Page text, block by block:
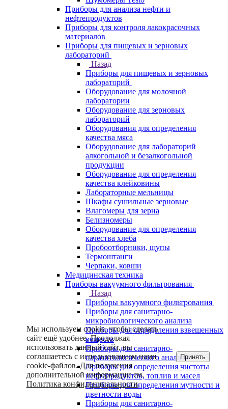
Приборы для анализа нефти и
нефтепродуктов
Приборы для контроля лакокрасочных
материалов
Приборы для пищевых и зерновых
лабораторий
Назад
Приборы для пищевых и зерновых
лабораторий
Оборудование для молочной
лаборатории
Оборудование для зерновых
лабораторий
Оборудования для определения
качества мяса
Оборудование для лабораторий
алкогольной и безалкогольной
продукции
Оборудование для определения
качества клейковины
Лабораторные мельницы
Шкафы сушильные зерновые
Влагомеры для зерна
Белизномеры
Оборудование для определения
качества хлеба
Пробоотборники, щупы
Термоштанги
Черпаки, ковши
Медицинская техника
Приборы вакуумного фильтрования
Назад
Приборы вакуумного фильтрования
Приборы для санитарно-
микробиологического анализа
Приборы для определения взвешенных
веществ
Приборы для санитарно-
паразитологического анализа
Приборы для определения чистоты
нефтепродуктов, топлив и масел
Приборы для определения мутности и
цветности воды
Приборы для санитарно-
Мы используем cookie, чтобы сделать
сайт ещё удобнее. Продолжая
использовать данный сайт, вы
соглашаетесь с использованием нами
cookie-файлов. Для получения
дополнительной информации см.
Политика конфиденциальности.
Принять